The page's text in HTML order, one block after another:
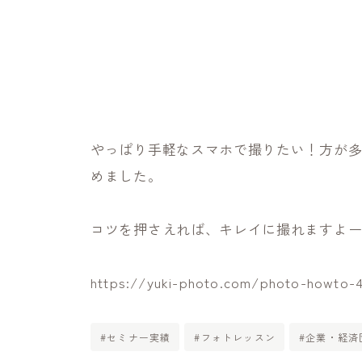
やっぱり手軽なスマホで撮りたい！方が
めました。
コツを押さえれば、キレイに撮れますよ
https://yuki-photo.com/photo-howto-
#セミナー実績 #フォトレッスン #企業・経済